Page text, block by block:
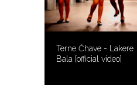
Terne Čhave - Lakere
Bala [official video]